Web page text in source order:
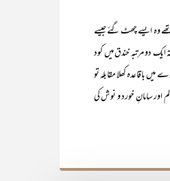
وہ ایسے چھٹ گئے جیسے
دو مرتبہ خندق میں کود
باقاعدہ کھلا مقابلہ تو
اور سامانِ خورد و نوش کی